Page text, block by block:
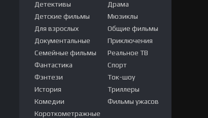
Детективы
Детские фильмы
Для взрослых
Документальные
Семейные фильмы
Фантастика
Фэнтези
История
Комедии
Короткометражные
Драма
Мюзиклы
Общие фильмы
Приключения
Реальное ТВ
Спорт
Ток-шоу
Триллеры
Фильмы ужасов